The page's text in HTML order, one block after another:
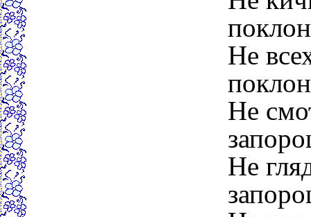
Не
Не
Не